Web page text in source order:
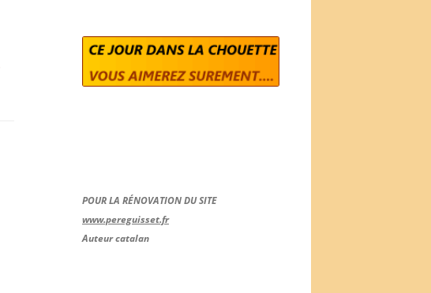
POUR LA RÉNOVATION DU SITE
www.pereguisset.fr
Auteur catalan